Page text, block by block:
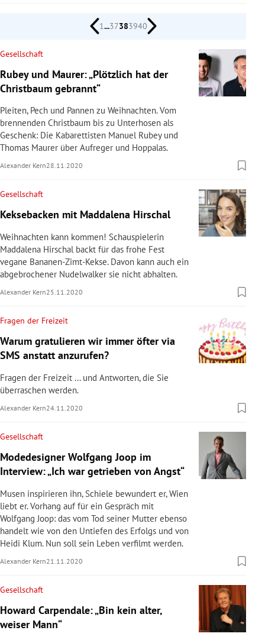
Untermenü
Untermenü
1...37383940
Gesellschaft
Rubey und Maurer: „Plötzlich hat der
Christbaum gebrannt“
Pleiten, Pech und Pannen zu Weihnachten. Vom
brennenden Christbaum bis zu Unterhosen als
Geschenk: Die Kabarettisten Manuel Rubey und
Thomas Maurer über Aufreger und Hoppalas.
Alexander Kern28.11.2020
Gesellschaft
Keksebacken mit Maddalena Hirschal
Weihnachten kann kommen! Schauspielerin
Maddalena Hirschal backt für das frohe Fest
vegane Bananen-Zimt-Kekse. Davon kann auch ein
abgebrochener Nudelwalker sie nicht abhalten.
Alexander Kern25.11.2020
Fragen der Freizeit
Warum gratulieren wir immer öfter via
SMS anstatt anzurufen?
Fragen der Freizeit ... und Antworten, die Sie
überraschen werden.
Alexander Kern24.11.2020
Gesellschaft
Modedesigner Wolfgang Joop im
Interview: „Ich war getrieben von Angst“
Musen inspirieren ihn, Schiele bewundert er, Wien
liebt er. Vorhang auf für ein Gespräch mit
Wolfgang Joop: das vom Tod seiner Mutter ebenso
handelt wie von den Untiefen des Erfolgs und von
Heidi Klum. Nun soll sein Leben verfilmt werden.
Alexander Kern21.11.2020
Gesellschaft
Howard Carpendale: „Bin kein alter,
weiser Mann“